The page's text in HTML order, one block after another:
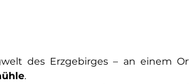
des Erzgebirges – an einem
.